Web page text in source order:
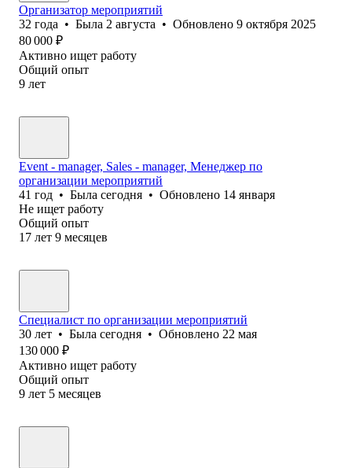
Организатор мероприятий
32 года • Была 2 августа • Обновлено 9 октября 2025
80 000 ₽
Активно ищет работу
Общий опыт
9 лет
Event - manager, Sales - manager, Менеджер по
организации мероприятий
41 год • Была сегодня • Обновлено 14 января
Не ищет работу
Общий опыт
17 лет 9 месяцев
Специалист по организации мероприятий
30 лет • Была сегодня • Обновлено 22 мая
130 000 ₽
Активно ищет работу
Общий опыт
9 лет 5 месяцев